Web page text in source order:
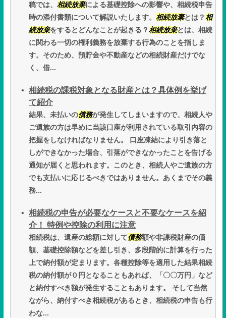
稿では、 相続放棄による基礎控除への影響や、相続税申告
時の添付書類について解説いたします。 相続放棄とは？相
続放棄をするとどんなことが起きる？相続放棄とは、相続
に関わる一切の権利義務を放棄する行為のことを指しま
す。そのため、預貯金や不動産などの相続財産だけでな
く、借...
相続税の課税対象となる財産とは？具体例を挙げ
て紹介
結果、未払いの債務が発生してしまいますので、相続人や
ご遺族の方は早めに当該口座が利用されている取引内容の
把握をしなければなりません。 口座凍結により引き落と
しができなかった場合、引落ができなかったことを告げる
通知が届くと思われます。このとき、相続人やご遺族の方
でも支払いに応じるべきではありません。あくまでその義
務...
相続税の申告が必要なケースと不要なケースを紹
介！ 特例や控除の利用に注意
相続税は、遺産の総額に対して債務額や非課税財産の価
額、基礎控除額などを差し引き、多段階的に計算を行った
上で納付額が定まります。各種控除等を適用した結果相続
税の納付額が０円となることもあれば、「〇〇万円」など
と納付すべき額が発生することもあります。 そして当然
ながら、納付すべき相続税があるとき、相続税の申告も行
わな...